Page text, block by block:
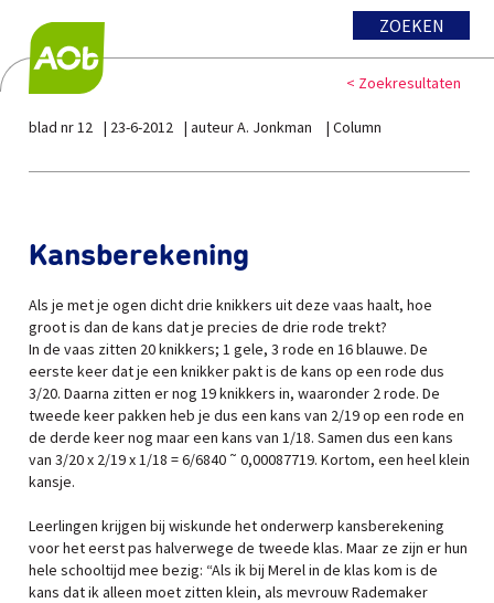
ZOEKEN
< Zoekresultaten
blad nr 12 23-6-2012 auteur A. Jonkman Column
Kansberekening
Als je met je ogen dicht drie knikkers uit deze vaas haalt, hoe
groot is dan de kans dat je precies de drie rode trekt?
In de vaas zitten 20 knikkers; 1 gele, 3 rode en 16 blauwe. De
eerste keer dat je een knikker pakt is de kans op een rode dus
3/20. Daarna zitten er nog 19 knikkers in, waaronder 2 rode. De
tweede keer pakken heb je dus een kans van 2/19 op een rode en
de derde keer nog maar een kans van 1/18. Samen dus een kans
van 3/20 x 2/19 x 1/18 = 6/6840 ˜ 0,00087719. Kortom, een heel klein
kansje.
Leerlingen krijgen bij wiskunde het onderwerp kansberekening
voor het eerst pas halverwege de tweede klas. Maar ze zijn er hun
hele schooltijd mee bezig: “Als ik bij Merel in de klas kom is de
kans dat ik alleen moet zitten klein, als mevrouw Rademaker